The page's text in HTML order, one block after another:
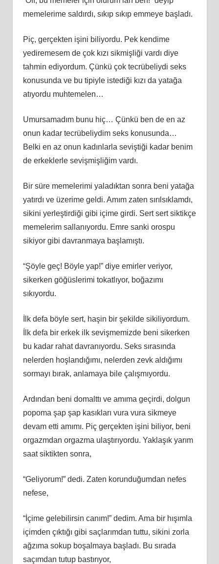
memelerime saldırdı, sıkıp sıkıp emmeye başladı.
Piç, gerçekten işini biliyordu. Pek kendime
yediremesem de çok kızı sikmişliği vardı diye
tahmin ediyordum. Çünkü çok tecrübeliydi seks
konusunda ve bu tipiyle istediği kızı da yatağa
atıyordu muhtemelen…
Umursamadım bunu hiç… Çünkü ben de en az
onun kadar tecrübeliydim seks konusunda…
Belki en az onun kadınlarla seviştiği kadar benim
de erkeklerle sevişmişliğim vardı.
Bir süre memelerimi yaladıktan sonra beni yatağa
yatırdı ve üzerime geldi. Amım zaten sırılsıklamdı,
sikini yerleştirdiği gibi içime girdi. Sert sert siktikçe
memelerim sallanıyordu. Emre sanki orospu
sikiyor gibi davranmaya başlamıştı.
“Şöyle geç! Böyle yap!” diye emirler veriyor,
sikerken göğüslerimi tokatlıyor, boğazımı
sıkıyordu.
İlk defa böyle sert, haşin bir şekilde sikiliyordum.
İlk defa bir erkek ilk sevişmemizde beni sikerken
bu kadar rahat davranıyordu. Seks sırasında
nelerden hoşlandığımı, nelerden zevk aldığımı
sormayı bırak, anlamaya bile çalışmıyordu.
Ardından beni domalttı ve amıma geçirdi, dolgun
popoma şap şap kasıkları vura vura sikmeye
devam etti amımı. Piç gerçekten işini biliyor, beni
orgazmdan orgazma ulaştırıyordu. Yaklaşık yarım
saat siktikten sonra,
“Geliyorum!” dedi. Zaten korunduğumdan nefes
nefese,
“İçime gelebilirsin canım!” dedim. Ama bir hışımla
içimden çıktığı gibi saçlarımdan tuttu, sikini zorla
ağzıma sokup boşalmaya başladı. Bu sırada
saçımdan tutup bastırıyor,